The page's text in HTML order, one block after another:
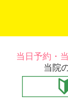
当日予約・
当院